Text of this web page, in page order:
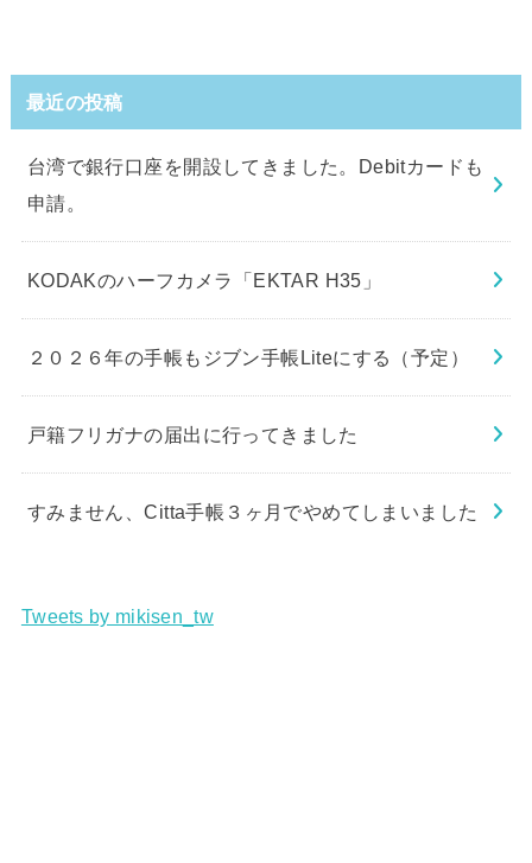
最近の投稿
台湾で銀行口座を開設してきました。Debitカードも
申請。
KODAKのハーフカメラ「EKTAR H35」
２０２６年の手帳もジブン手帳Liteにする（予定）
戸籍フリガナの届出に行ってきました
すみません、Citta手帳３ヶ月でやめてしまいました
Tweets by mikisen_tw